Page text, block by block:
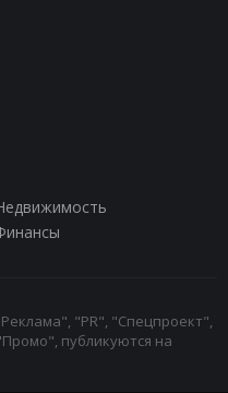
"PR", "Спецпроект",
публикуются на